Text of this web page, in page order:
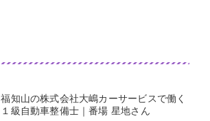
福知山の株式会社大嶋カーサービスで働く
１級自動車整備士｜番場 星地さん